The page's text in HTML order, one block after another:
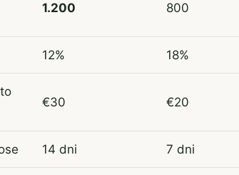
1.200 800
12% 18%
€30 €20
14 dni 7 dni